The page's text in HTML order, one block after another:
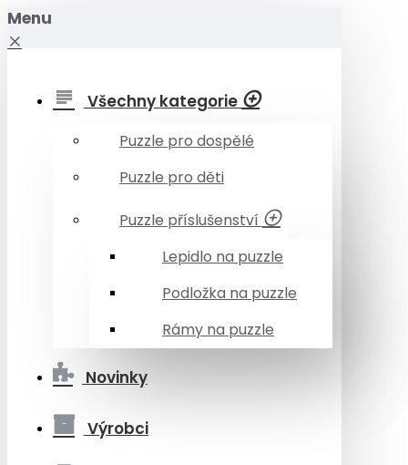
Menu
Všechny kategorie
Puzzle pro dospělé
Puzzle pro děti
Puzzle příslušenství
Lepidlo na puzzle
Podložka na puzzle
Rámy na puzzle
Novinky
Výrobci